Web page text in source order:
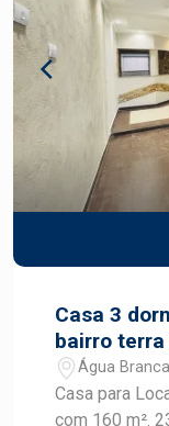
Casa 3
bairro terra
Água
Casa para
com 160 m².